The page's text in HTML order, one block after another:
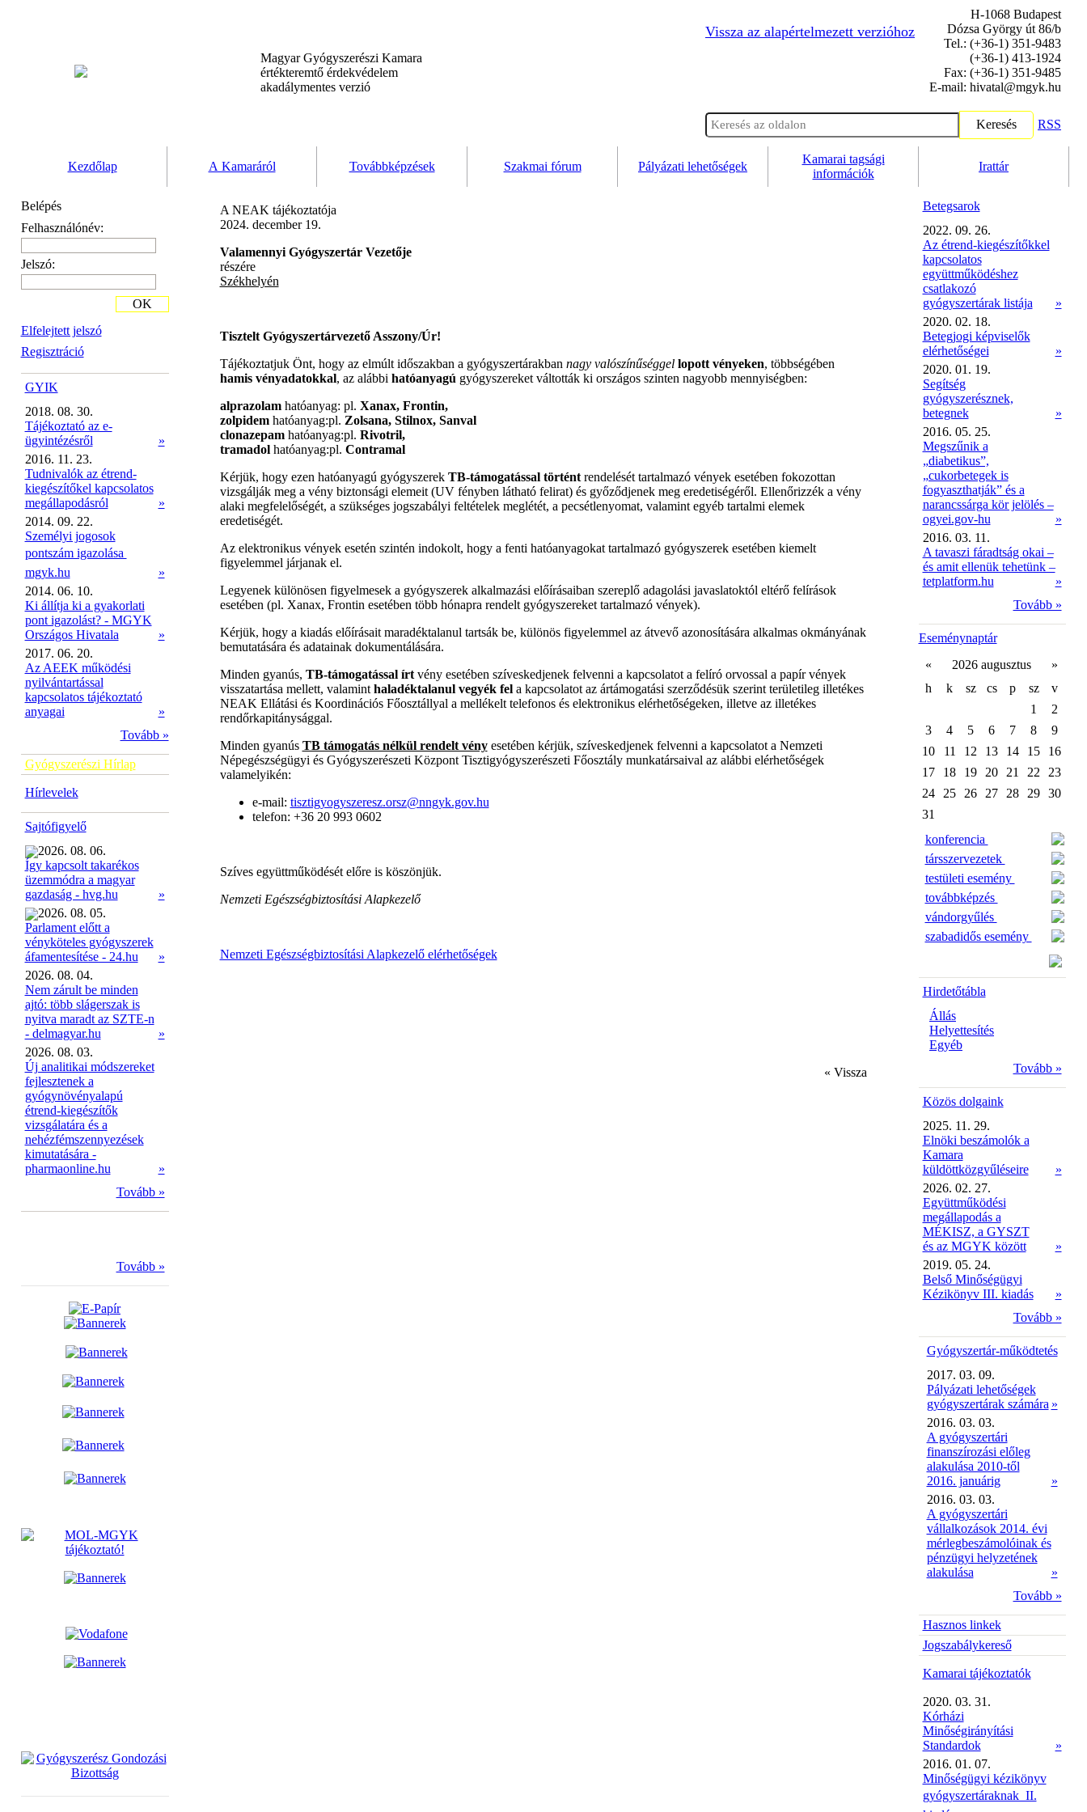
Magyar Gyógyszerészi Kamara
értékteremtő érdekvédelem
akadálymentes verzió
Vissza az alapértelmezett verzióhoz
H-1068 Budapest
Dózsa György út 86/b
Tel.: (+36-1) 351-9483
(+36-1) 413-1924
Fax: (+36-1) 351-9485
E-mail: hivatal@mgyk.hu
Keresés RSS
Kezdőlap A Kamaráról Továbbképzések Szakmai fórum Pályázati lehetőségek
Kamarai tagsági
információk
Irattár
Belépés
Felhasználónév:
Jelszó:
Elfelejtett jelszó
Regisztráció
OK
GYIK
2018. 08. 30.
Tájékoztató az e-
ügyintézésről
»
2016. 11. 23.
Tudnivalók az étrend-
kiegészítőkel kapcsolatos
megállapodásról
»
2014. 09. 22.
Személyi jogosok
pontszám igazolása 
mgyk.hu
»
2014. 06. 10.
Ki állítja ki a gyakorlati
pont igazolást? - MGYK
Országos Hivatala
»
2017. 06. 20.
Az AEEK működési
nyilvántartással
kapcsolatos tájékoztató
anyagai
»
Tovább »
Gyógyszerészi Hírlap
Hírlevelek
Sajtófigyelő
2026. 08. 06.
Így kapcsolt takarékos
üzemmódra a magyar
gazdaság - hvg.hu
»
2026. 08. 05.
Parlament előtt a
vényköteles gyógyszerek
áfamentesítése - 24.hu
»
2026. 08. 04.
Nem zárult be minden
ajtó: több slágerszak is
nyitva maradt az SZTE-n
- delmagyar.hu
»
2026. 08. 03.
Új analitikai módszereket
fejlesztenek a
gyógynövényalapú
étrend-kiegészítők
vizsgálatára és a
nehézfémszennyezések
kimutatására -
pharmaonline.hu
»
Tovább »
Tovább »
A NEAK tájékoztatója
2024. december 19.
Valamennyi Gyógyszertár Vezetője
részére
Székhelyén
Tisztelt Gyógyszertárvezető Asszony/Úr!
Tájékoztatjuk Önt, hogy az elmúlt időszakban a gyógyszertárakban nagy valószínűséggel lopott vényeken, többségében
hamis vényadatokkal, az alábbi hatóanyagú gyógyszereket váltották ki országos szinten nagyobb mennyiségben:
alprazolam hatóanyag: pl. Xanax, Frontin,
zolpidem hatóanyag:pl. Zolsana, Stilnox, Sanval
clonazepam hatóanyag:pl. Rivotril,
tramadol hatóanyag:pl. Contramal
Kérjük, hogy ezen hatóanyagú gyógyszerek TB-támogatással történtrendelését tartalmazó vények esetében fokozottan
vizsgálják meg a vény biztonsági elemeit (UV fényben látható felirat) és győződjenek meg eredetiségéről. Ellenőrizzék a vény
alaki megfelelőségét, a szükséges jogszabályi feltételek meglétét, a pecsétlenyomat, valamint egyéb tartalmi elemek
eredetiségét.
Az elektronikus vények esetén szintén indokolt, hogy a fenti hatóanyagokat tartalmazó gyógyszerek esetében kiemelt
figyelemmel járjanak el.
Legyenek különösen figyelmesek a gyógyszerek alkalmazási előírásaiban szereplő adagolási javaslatoktól eltérő felírások
esetében (pl. Xanax, Frontin esetében több hónapra rendelt gyógyszereket tartalmazó vények).
Kérjük, hogy a kiadás előírásait maradéktalanul tartsák be, különös figyelemmel az átvevő azonosítására alkalmas okmányának
bemutatására és adatainak dokumentálására.
Minden gyanús, TB-támogatással írtvény esetében szíveskedjenek felvenni a kapcsolatot a felíró orvossal a papír vények
visszatartása mellett, valamint haladéktalanul vegyék fela kapcsolatot az ártámogatási szerződésük szerint területileg illetékes
NEAK Ellátási és Koordinációs Főosztállyal a mellékelt telefonos és elektronikus elérhetőségeken, illetve az illetékes
rendőrkapitánysággal.
Minden gyanús TB támogatás nélkül rendelt vényesetében kérjük, szíveskedjenek felvenni a kapcsolatot a Nemzeti
Népegészségügyi és Gyógyszerészeti Központ Tisztigyógyszerészeti Főosztály munkatársaival az alábbi elérhetőségek
valamelyikén:
e-mail: tisztigyogyszeresz.orsz@nngyk.gov.hu
telefon: +36 20 993 0602
Szíves együttműködését előre is köszönjük.
Nemzeti Egészségbiztosítási Alapkezelő
Nemzeti Egészségbiztosítási Alapkezelő elérhetőségek
« Vissza
Betegsarok
2022. 09. 26.
Az étrend-kiegészítőkkel
kapcsolatos
együttműködéshez
csatlakozó
gyógyszertárak listája
»
2020. 02. 18.
Betegjogi képviselők
elérhetőségei
»
2020. 01. 19.
Segítség
gyógyszerésznek,
betegnek
»
2016. 05. 25.
Megszűnik a
„diabetikus”,
„cukorbetegek is
fogyaszthatják” és a
narancssárga kör jelölés –
ogyei.gov-hu
»
2016. 03. 11.
A tavaszi fáradtság okai –
és amit ellenük tehetünk –
tetplatform.hu
»
Tovább »
Eseménynaptár
«
2026 augusztus
»
h
k sz cs p sz
v
1
2
3
4 5 6 7 8
9
10
11 12 13 14 15
16
17
18 19 20 21 22
23
24
25 26 27 28 29 30
31
konferencia
társszervezetek
testületi esemény
továbbképzés
vándorgyűlés
szabadidős esemény
Hirdetőtábla
Állás
Helyettesítés
Egyéb
Tovább »
Közös dolgaink
2025. 11. 29.
Elnöki beszámolók a
Kamara
küldöttközgyűléseire
»
2026. 02. 27.
Együttműködési
megállapodás a
MÉKISZ, a GYSZT
és az MGYK között
»
2019. 05. 24.
Belső Minőségügyi
Kézikönyv III. kiadás
»
Tovább »
Gyógyszertár-működtetés
2017. 03. 09.
Pályázati lehetőségek
gyógyszertárak számára »
2016. 03. 03.
A gyógyszertári
finanszírozási előleg
alakulása 2010-től
2016. januárig
»
2016. 03. 03.
A gyógyszertári
vállalkozások 2014. évi
mérlegbeszámolóinak és
pénzügyi helyzetének
alakulása
»
Tovább »
Hasznos linkek
Jogszabálykereső
Kamarai tájékoztatók
2020. 03. 31.
Kórházi
Minőségirányítási
Standardok
»
2016. 01. 07.
Minőségügyi kézikönyv
gyógyszertáraknak  II.